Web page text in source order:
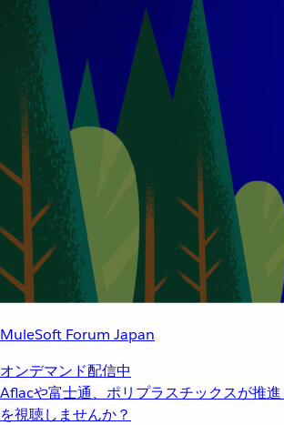
MuleSoft Forum Japan
オンデマンド配信中
Aflacや富士通、ポリプラスチックスが推
を視聴しませんか？